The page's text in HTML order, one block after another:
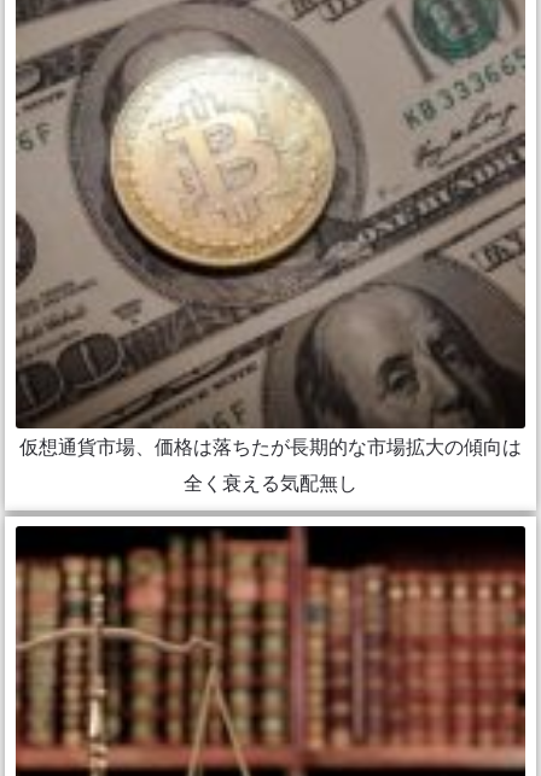
仮想通貨市場、価格は落ちたが長期的な市場拡大の傾向は
全く衰える気配無し